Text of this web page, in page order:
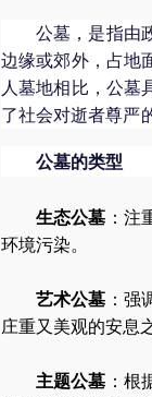
公墓，是指由
边缘或郊外，占地
人墓地相比，公墓
了社会对逝者尊严
公墓的类型
生态公墓 ：
环境污染。
艺术公墓 ：
庄重又美观的安息
主题公墓 ：